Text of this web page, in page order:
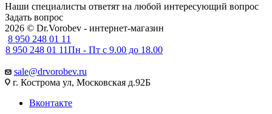
Наши специалисты ответят на любой интересующий вопрос
Задать вопрос
2026 © Dr.Vorobev - интернет-магазин
8 950 248 01 11
8 950 248 01 11Пн - Пт с 9.00 до 18.00
sale@drvorobev.ru
г. Кострома ул, Московская д.92Б
Вконтакте